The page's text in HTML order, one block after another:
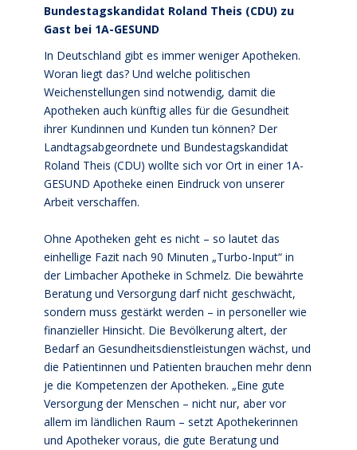
Bundestagskandidat Roland Theis (CDU) zu
Gast bei 1A-GESUND
In Deutschland gibt es immer weniger Apotheken.
Woran liegt das? Und welche politischen
Weichenstellungen sind notwendig, damit die
Apotheken auch künftig alles für die Gesundheit
ihrer Kundinnen und Kunden tun können? Der
Landtagsabgeordnete und Bundestagskandidat
Roland Theis (CDU) wollte sich vor Ort in einer 1A-
GESUND Apotheke einen Eindruck von unserer
Arbeit verschaffen.
Ohne Apotheken geht es nicht – so lautet das
einhellige Fazit nach 90 Minuten „Turbo-Input“ in
der Limbacher Apotheke in Schmelz. Die bewährte
Beratung und Versorgung darf nicht geschwächt,
sondern muss gestärkt werden – in personeller wie
finanzieller Hinsicht. Die Bevölkerung altert, der
Bedarf an Gesundheitsdienstleistungen wächst, und
die Patientinnen und Patienten brauchen mehr denn
je die Kompetenzen der Apotheken. „Eine gute
Versorgung der Menschen – nicht nur, aber vor
allem im ländlichen Raum – setzt Apothekerinnen
und Apotheker voraus, die gute Beratung und